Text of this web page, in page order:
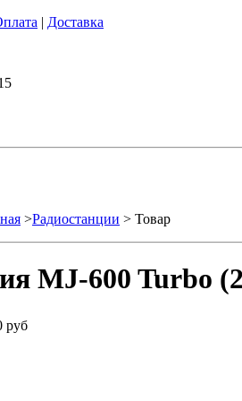
| Доставка
>Радиостанции > Товар
MJ-600 Turbo
руб